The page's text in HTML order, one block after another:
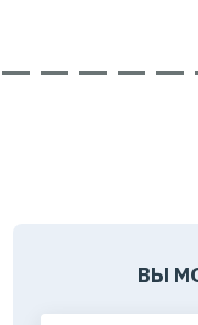
ВЫ